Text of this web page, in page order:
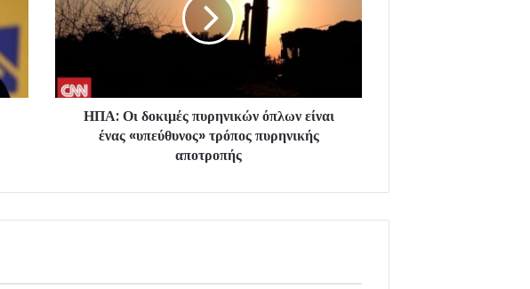
ΗΠΑ: Οι δοκιμές πυρηνικών όπλων είναι
ένας «υπεύθυνος» τρόπος πυρηνικής
αποτροπής